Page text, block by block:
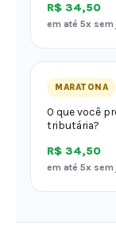
R$ 34,50
em até 5x sem
MARATONA
O que você
tributária?
R$ 34,50
em até 5x sem